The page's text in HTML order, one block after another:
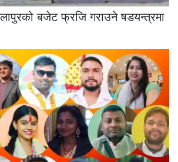
बजेट फ्रजि गराउने षडयन्त्रमा